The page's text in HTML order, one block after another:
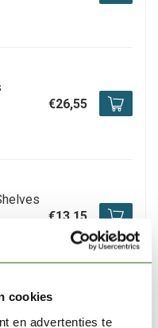
cookies
en advertenties te
€26,55
€13,15